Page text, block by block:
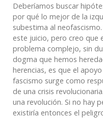
Deberíamos buscar
por qué lo mejor de la
subestima al
este juicio, pero creo que
problema complejo, sin
dogma que hemos
herencias, es que el
fascismo surge como
de una crisis
una revolución. Si no hay
existiría entonces el